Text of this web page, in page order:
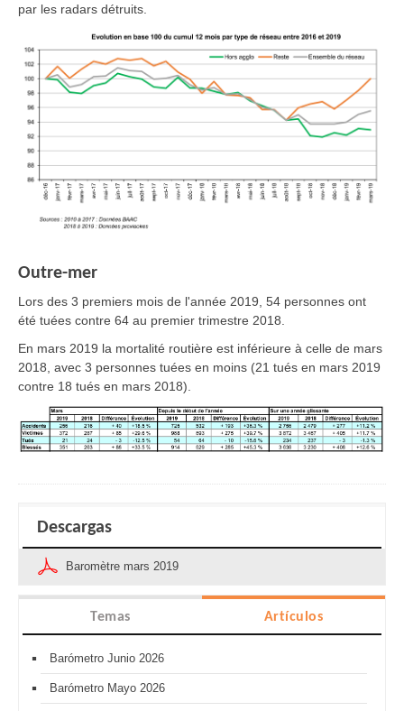
par les radars détruits.
Outre-mer
Lors des 3 premiers mois de l'année 2019, 54 personnes ont
été tuées contre 64 au premier trimestre 2018.
En mars 2019 la mortalité routière est inférieure à celle de mars
2018, avec 3 personnes tuées en moins (21 tués en mars 2019
contre 18 tués en mars 2018).
Descargas
Baromètre mars 2019
Temas Artículos
Barómetro Junio 2026
Barómetro Mayo 2026